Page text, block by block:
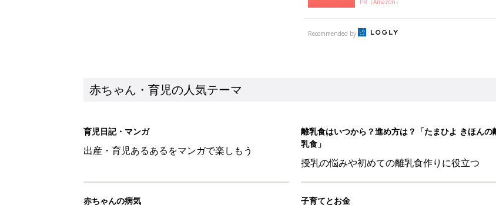
子育てとお金
妊娠・出産・育児にかかる費用やもらえる補助
金・助成金を解説
【たまひよ ファミリーパーク2026】協賛企業のご紹介
赤ちゃん・育児
ひよこクラブ の読者アンケート&体験談大募集！！